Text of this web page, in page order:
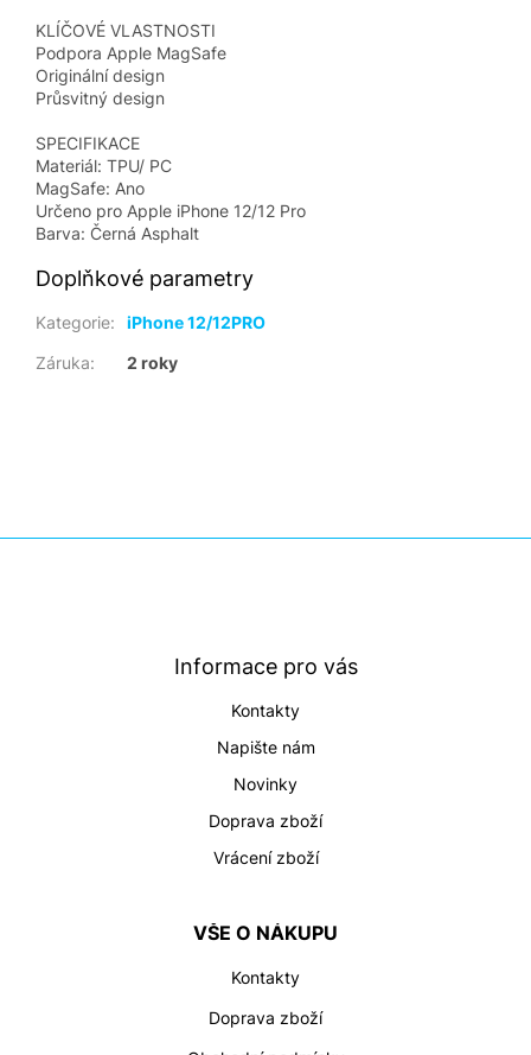
KLÍČOVÉ VLASTNOSTI
Podpora Apple MagSafe
Originální design
Průsvitný design
SPECIFIKACE
Materiál: TPU/ PC
MagSafe: Ano
Určeno pro Apple iPhone 12/12 Pro
Barva: Černá Asphalt
Doplňkové parametry
Kategorie:
iPhone 12/12PRO
Záruka: 2 roky
Informace pro vás
Kontakty
Napište nám
Novinky
Doprava zboží
Vrácení zboží
VŠE O NÁKUPU
Kontakty
Doprava zboží